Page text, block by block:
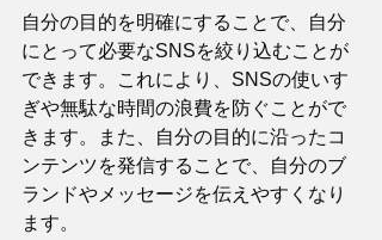
自分の目的を明確にすることで、自分
にとって必要なSNSを絞り込むことが
できます。これにより、SNSの使いす
ぎや無駄な時間の浪費を防ぐことがで
きます。また、自分の目的に沿ったコ
ンテンツを発信することで、自分のブ
ランドやメッセージを伝えやすくなり
ます。